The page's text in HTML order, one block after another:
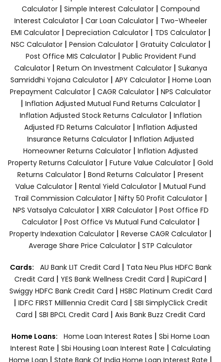
Calculator| Simple Interest Calculator| Compound
Interest Calculator| Car Loan Calculator| Two-Wheeler
EMI Calculator| Depreciation Calculator| TDS Calculator|
NSC Calculator| Pension Calculator| Gratuity Calculator|
Post Office MIS Calculator| Public Provident Fund
Calculator| Return On Investment Calculator| Sukanya
Samriddhi Yojana Calculator| APY Calculator| Home Loan
Prepayment Calculator | CAGR Calculator | NPS Calculator
| Inflation Adjusted Mutual Fund Returns Calculator |
Inflation Adjusted Stock Returns Calculator| Inflation
Adjusted FD Returns Calculator| Inflation Adjusted
Insurance Returns Calculator | Inflation Adjusted
Homeowner Returns Calculator | Inflation Adjusted
Property Returns Calculator | Future Value Calculator | Gold
Returns Calculator | Bond Returns Calculator | Present
Value Calculator | Rental Yield Calculator | Mutual Fund
Trail Commission Calculator| Nifty 50 Profit Calculator|
NPS Vatsalya Calculator| XIRR Calculator| Post Office FD
Calculator| Post Office Vs Mutual Fund Calculator|
Property Indexation Calculator | Reverse CAGR Calculator |
Average Share Price Calculator | STP Calculator
Cards: AU Bank LIT Credit Card | Tata Neu Plus HDFC Bank
Credit Card | YES Bank Wellness Credit Card | RupiCard |
Swiggy HDFC Bank Credit Card | HSBC Platinum Credit Card
| IDFC FIRST Milllennia Credit Card | SBI SimplyClick Credit
Card | SBI BPCL Credit Card | Axis Bank Buzz Credit Card
Home Loans: Home Loan Interest Rates | Sbi Home Loan
Interest Rate | Sbi Housing Loan Interest Rate | Calculating
Home Loan | State Bank Of India Home Loan Interest Rate |